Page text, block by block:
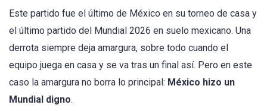
Este partido fue el último de México en su torneo de casa y
el último partido del Mundial 2026 en suelo mexicano. Una
derrota siempre deja amargura, sobre todo cuando el
equipo juega en casa y se va tras un final así. Pero en este
caso la amargura no borra lo principal: México hizo un
Mundial digno.